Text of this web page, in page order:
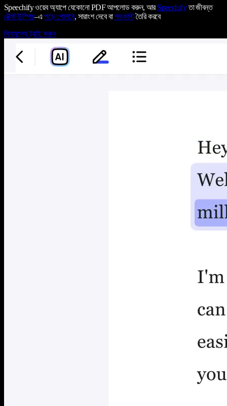
Speechify ওয়েব অ্যাপে যেকোনো PDF আপলোড করুন, আরSpeechifyতা জীবন্ত
টেক্সট টু স্পিচ–এপড়ে শোনাবে, সারাংশ দেবে বাপডকাস্টতৈরি করবে
বিনামূল্যে ট্রাই করুন